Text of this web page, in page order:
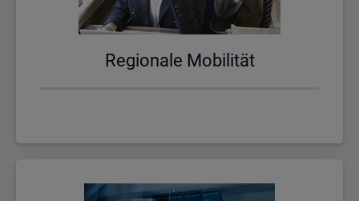
Re­gio­na­le Mo­bi­li­tät